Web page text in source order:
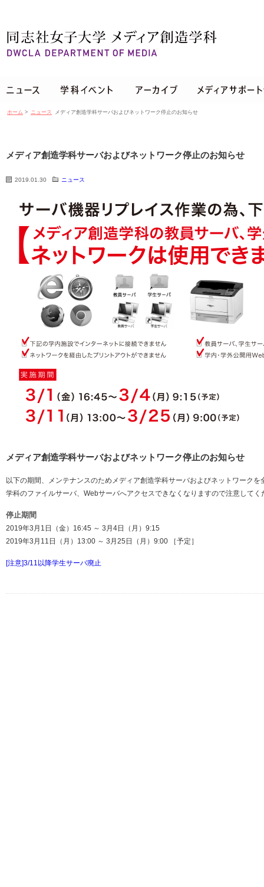
ホーム > ニュース メディア創造学科サーバおよびネットワーク停止のお知らせ
メディア創造学科サーバおよびネットワーク停止のお知らせ
2019.01.30 ニュース
メディア創造学科サーバおよびネットワーク停止のお知らせ
以下の期間、メンテナンスのためメディア創造学科サーバおよびネットワークを
学科のファイルサーバ、Webサーバへアクセスできなくなりますので注意してく
停止期間
2019年3月1日（金）16:45 ～ 3月4日（月）9:15
2019年3月11日（月）13:00 ～ 3月25日（月）9:00 ［予定］
[注意]3/11以降学生サーバ廃止